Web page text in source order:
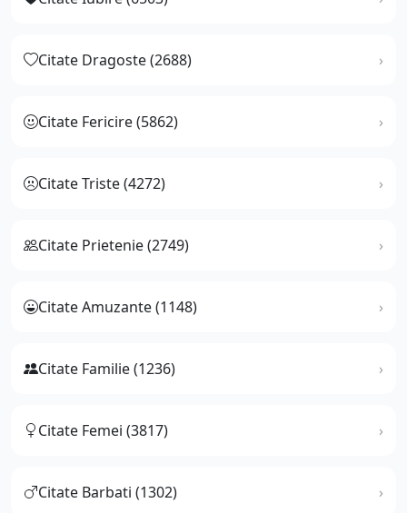
Citate Dragoste (2688)
Citate Fericire (5862)
Citate Triste (4272)
Citate Prietenie (2749)
Citate Amuzante (1148)
Citate Familie (1236)
Citate Femei (3817)
Citate Barbati (1302)